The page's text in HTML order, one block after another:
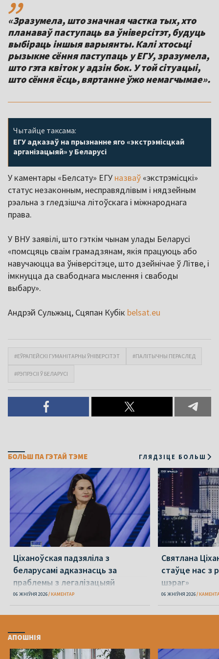
«Зразумела, што значная частка тых, хто
планаваў паступаць ва ўніверсітэт, будуць
выбіраць іншыя варыянты. Калі хтосьці
рызыкне сёння паступаць у ЕГУ, зразумела,
што гэта квіток у адзін бок. У той сітуацыі,
што сёння ёсць, вяртанне ўжо немагчымае».
Чытайце таксама:
ЕГУ адказаў на прызнанне яго «экстрэмісцкай
арганізацыяй» у Беларусі
У каментары «Белсату» ЕГУ назваў «экстрэмісцкі»
статус незаконным, несправядлівым і нядзейным
рэальна з гледзішча літоўскага і міжнароднага
права.
У ВНУ заявілі, што гэткім чынам улады Беларусі
«помсцяць сваім грамадзянам, якія працуюць або
навучаюцца ва ўніверсітэце, што дзейнічае ў Літве, і
імкнуцца да свабоднага мыслення і свабоды
выбару».
Андрэй Сульжыц, Сцяпан Кубік belsat.eu
#ЕЎРАПЕЙСКІ ГУМАНІТАРНЫ ЎНІВЕРСІТЭТ #ПАЛІТЫЧНЫ ПЕРАСЛЕД
#РЭПРЭСІІ Ў БЕЛАРУСІ
БОЛЬШ ПА ГЭТАЙ ТЭМЕ ГЛЯДЗІЦЕ БОЛЬШ
Ціханоўская падзяліла з
беларусамі адказнасць за
праблемы з легалізацыяй
06 ЖНІЎНЯ 2026 КАМЕНТАР
Святлана
стаўце нас з
шэраг»
06 ЖНІЎНЯ 2026
АПОШНІЯ